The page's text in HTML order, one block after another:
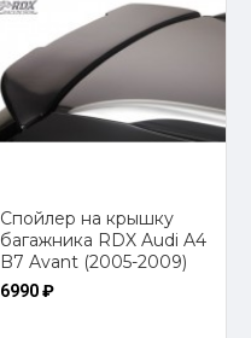
Спойлер на крышку
багажника RDX Audi A4
B7 Avant (2005-2009)
6990 ₽